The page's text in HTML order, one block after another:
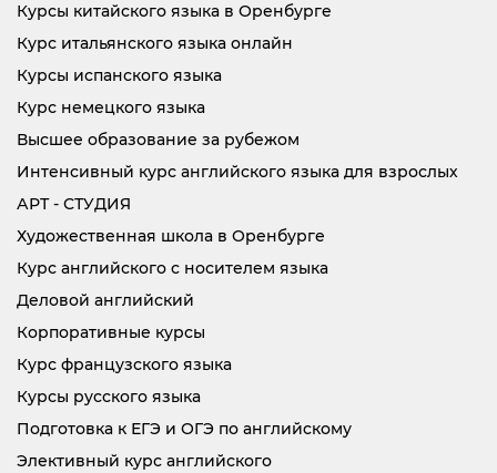
Курсы китайского языка в Оренбурге
Курс итальянского языка онлайн
Курсы испанского языка
Курс немецкого языка
Высшее образование за рубежом
Интенсивный курс английского языка для взрослых
АРТ - СТУДИЯ
Художественная школа в Оренбурге
Курс английского с носителем языка
Деловой английский
Корпоративные курсы
Курс французского языка
Курсы русского языка
Подготовка к ЕГЭ и ОГЭ по английскому
Элективный курс английского